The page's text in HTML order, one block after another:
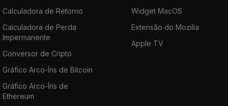
Calculadora de Retorno
Calculadora de Perda
Impermanente
Conversor de Cripto
Gráfico Arco-Íris de Bitcoin
Gráfico Arco-Íris de
Ethereum
Widget MacOS
Extensão do Mozilla
Apple TV